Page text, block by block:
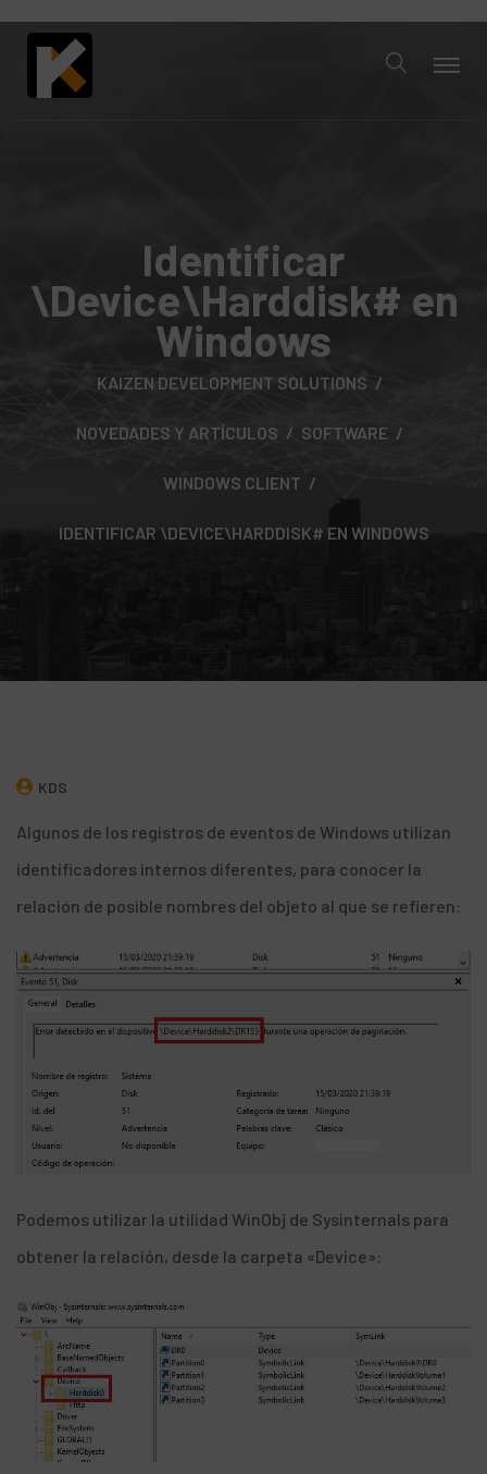
Identificar
\Device\Harddisk# en
Windows
KAIZEN DEVELOPMENT SOLUTIONS
NOVEDADES Y ARTÍCULOS SOFTWARE
WINDOWS CLIENT
IDENTIFICAR \DEVICE\HARDDISK# EN WINDOWS
KDS
Algunos de los registros de eventos de Windows utilizan
identificadores internos diferentes, para conocer la
relación de posible nombres del objeto al que se refieren:
Podemos utilizar la utilidad WinObj de Sysinternals para
obtener la relación, desde la carpeta «Device»: